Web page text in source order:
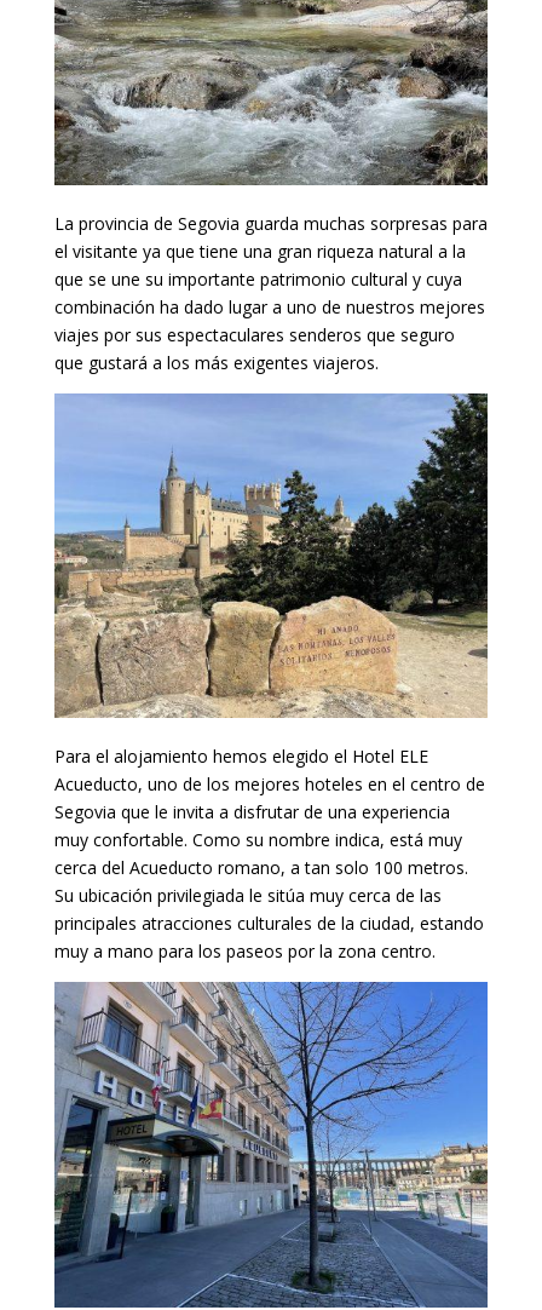
La provincia de Segovia guarda muchas sorpresas para
el visitante ya que tiene una gran riqueza natural a la
que se une su importante patrimonio cultural y cuya
combinación ha dado lugar a uno de nuestros mejores
viajes por sus espectaculares senderos que seguro
que gustará a los más exigentes viajeros.
Para el alojamiento hemos elegido el Hotel ELE
Acueducto, uno de los mejores hoteles en el centro de
Segovia que le invita a disfrutar de una experiencia
muy confortable. Como su nombre indica, está muy
cerca del Acueducto romano, a tan solo 100 metros.
Su ubicación privilegiada le sitúa muy cerca de las
principales atracciones culturales de la ciudad, estando
muy a mano para los paseos por la zona centro.